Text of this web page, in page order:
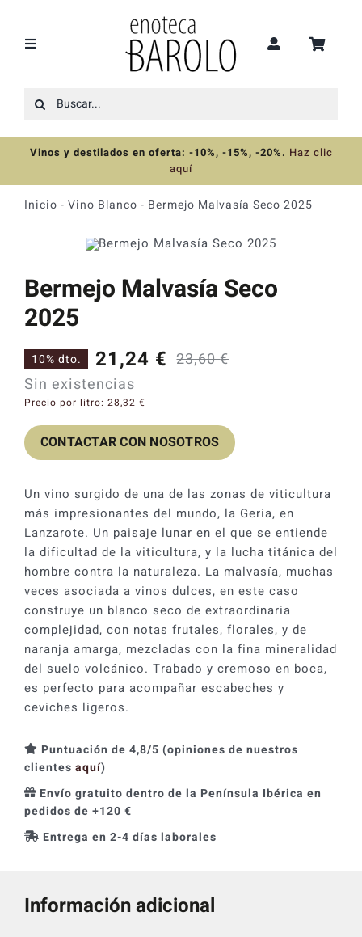
contenido
Toggle
Recomendaciones
Ofertas
Destilados
Catas y Actividades
Buscar:
Vinos y destilados en oferta: -10%, -15%, -20%. Haz clic
aquí
Inicio - Vino Blanco - Bermejo Malvasía Seco 2025
Bermejo Malvasía Seco
2025
23,60€
original
era:
23,60 €.
21,24 €
actual
es:
21,24 €.
10% dto.
Sin existencias
Precio por litro: 28,32 €
CONTACTAR CON NOSOTROS
Un vino surgido de una de las zonas de viticultura
más impresionantes del mundo, la Geria, en
Lanzarote. Un paisaje lunar en el que se entiende
la dificultad de la viticultura, y la lucha titánica del
hombre contra la naturaleza. La malvasía, muchas
veces asociada a vinos dulces, en este caso
construye un blanco seco de extraordinaria
complejidad, con notas frutales, florales, y de
naranja amarga, mezcladas con la fina mineralidad
del suelo volcánico. Trabado y cremoso en boca,
es perfecto para acompañar escabeches y
ceviches ligeros.
Puntuación de 4,8/5 (opiniones de nuestros
clientes aquí)
Envío gratuito dentro de la Península Ibérica en
pedidos de +120 €
Entrega en 2-4 días laborales
Información adicional